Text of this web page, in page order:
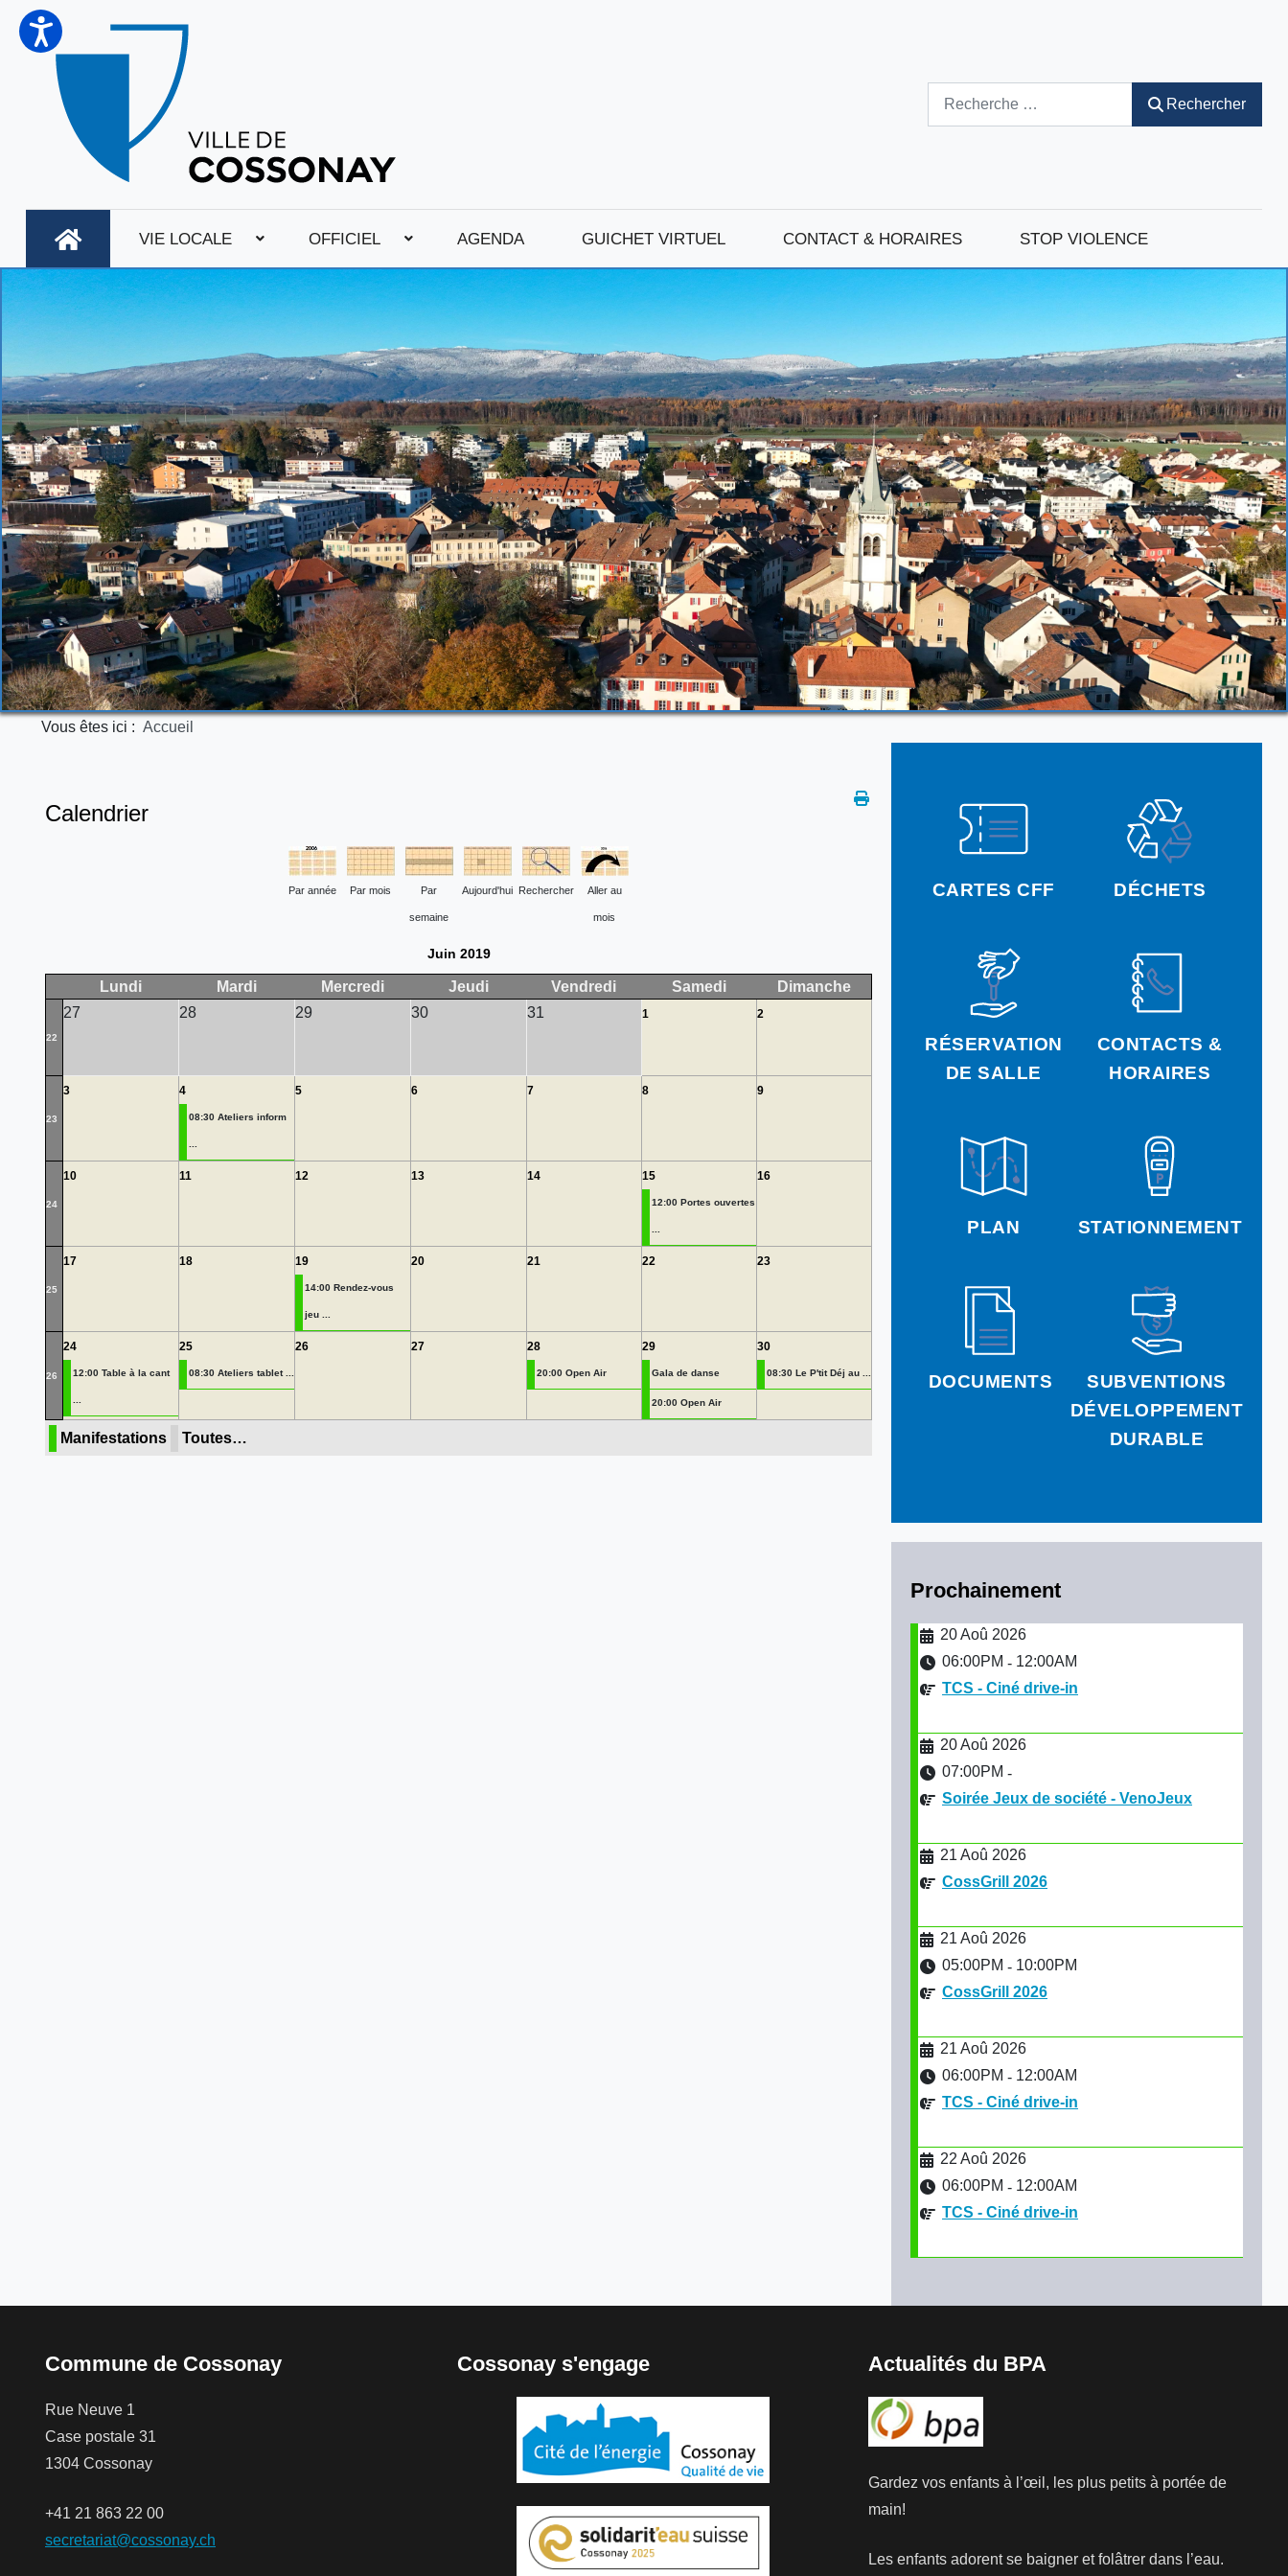
Rechercher
VIE LOCALE OFFICIEL AGENDA GUICHET VIRTUEL CONTACT & HORAIRES STOP VIOLENCE
Vous êtes ici : Accueil
CARTES CFF DÉCHETS
RÉSERVATION
DE SALLE
CONTACTS &
HORAIRES
PLAN STATIONNEMENT
DOCUMENTS
SUBVENTIONS
DÉVELOPPEMENT
DURABLE
Prochainement
20 Aoû 2026
06:00PM - 12:00AM
TCS - Ciné drive-in
20 Aoû 2026
07:00PM -
Soirée Jeux de société - VenoJeux
21 Aoû 2026
CossGrill 2026
21 Aoû 2026
05:00PM - 10:00PM
CossGrill 2026
21 Aoû 2026
06:00PM - 12:00AM
TCS - Ciné drive-in
22 Aoû 2026
06:00PM - 12:00AM
TCS - Ciné drive-in
Calendrier
Par année Par mois Par
semaine
Aujourd'hui Rechercher Aller au
mois
Juin 2019
Lundi Mardi Mercredi Jeudi Vendredi Samedi Dimanche
22
27 28 29 30 31 1 2
23
3 4
08:30 Ateliers inform
5 6 7 8 9
24
10 11 12 13 14 15
12:00 Portes ouvertes
16
25
17 18 19
14:00 Rendez-vous
jeu ...
20 21 22 23
26
24
12:00 Table à la cant
25
08:30 Ateliers tablet ...
26 27 28
20:00 Open Air
29
Gala de danse
20:00 Open Air
30
08:30 Le P'tit Déj au ...
Manifestations Toutes…
Commune de Cossonay
Rue Neuve 1
Case postale 31
1304 Cossonay
+41 21 863 22 00
secretariat@cossonay.ch
Cossonay s'engage Actualités du BPA
Gardez vos enfants à l’œil, les plus petits à portée de
main!
Les enfants adorent se baigner et folâtrer dans l’eau.